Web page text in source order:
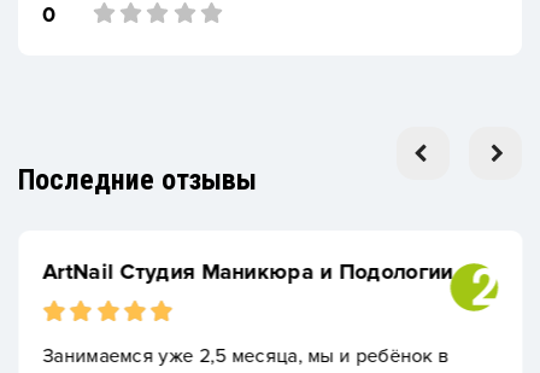
0
Последние отзывы
ArtNail Студия Маникюра и Подологии
Занимаемся уже 2,5 месяца, мы и ребёнок в